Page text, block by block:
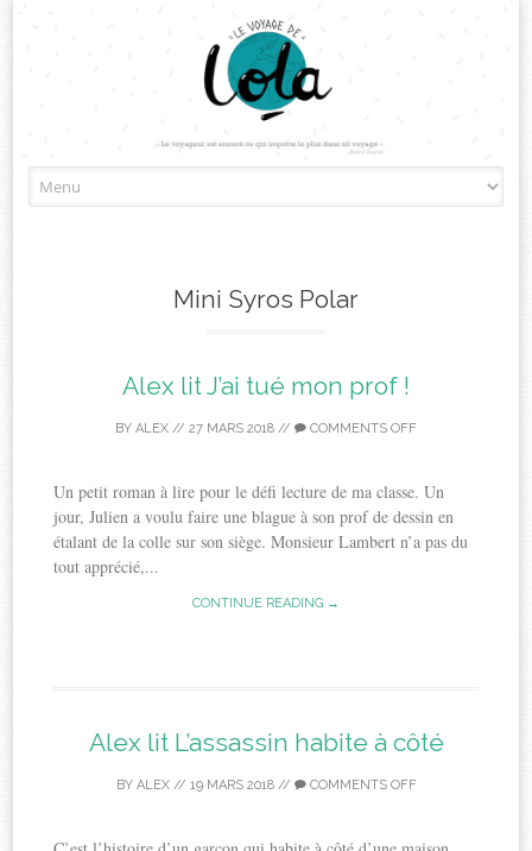
to
Mini Syros Polar
Alex lit J’ai tué mon prof !
BY ALEX // 27 MARS 2018 // COMMENTS OFF
Un petit roman à lire pour le défi lecture de ma classe. Un
jour, Julien a voulu faire une blague à son prof de dessin en
étalant de la colle sur son siège. Monsieur Lambert n’a pas du
tout apprécié,...
CONTINUE READING →
Alex lit L’assassin habite à côté
BY ALEX// 19 MARS 2018// COMMENTS OFF